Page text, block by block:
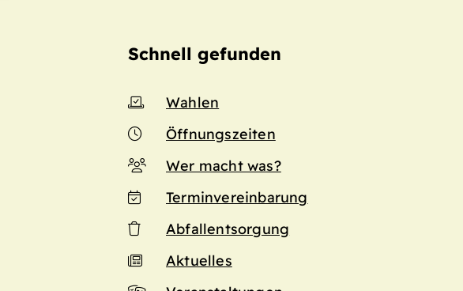
Schnell gefunden
Wahlen
Öffnungszeiten
Wer macht was?
Terminvereinbarung
Abfallentsorgung
Aktuelles